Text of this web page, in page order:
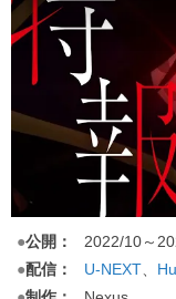
●公開： 2022/10～
●配信： U-NEXT